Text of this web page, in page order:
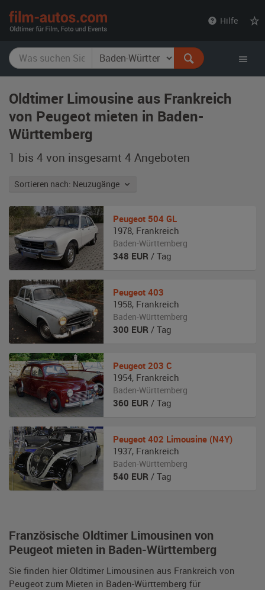
Hilfe
Oldtimer Limousine aus Frankreich
von Peugeot mieten in Baden-
Württemberg
1 bis 4 von insgesamt 4 Angeboten
Sortieren nach: Neuzugänge
Französische Oldtimer Limousinen von
Peugeot mieten in Baden-Württemberg
Sie finden hier Oldtimer Limousinen aus Frankreich von
Peugeot zum Mieten in Baden-Württemberg für
Peugeot 504 GL
1978, Frankreich
Baden-Württemberg
348 EUR / Tag
Peugeot 403
1958, Frankreich
Baden-Württemberg
300 EUR / Tag
Peugeot 203 C
1954, Frankreich
Baden-Württemberg
360 EUR / Tag
Peugeot 402 Limousine (N4Y)
1937, Frankreich
Baden-Württemberg
540 EUR / Tag